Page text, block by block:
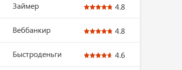
Займер 4.8
Веббанкир 4.8
Быстроденьги 4.6